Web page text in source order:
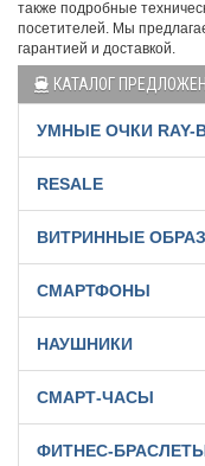
также подробные
посетителей. Мы
гарантией и доставкой.
КАТАЛОГ
УМНЫЕ ОЧКИ RAY-
RESALE
ВИТРИННЫЕ
СМАРТФОНЫ
НАУШНИКИ
СМАРТ-ЧАСЫ
ФИТНЕС-